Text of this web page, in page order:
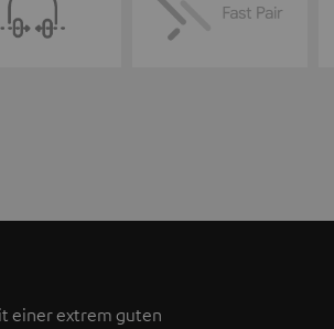
einer extrem guten